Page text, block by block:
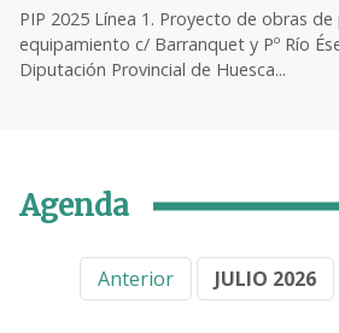
PIP 2025 Línea 1. Proyecto de obras
equipamiento c/ Barranquet y Pº Río
Diputación Provincial de Huesca...
Agenda
Anterior JULIO 2026